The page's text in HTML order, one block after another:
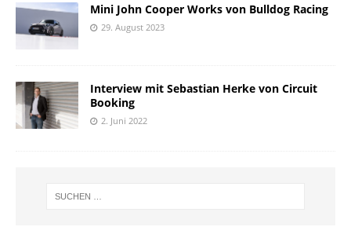
Mini John Cooper Works von Bulldog Racing
29. August 2023
Interview mit Sebastian Herke von Circuit
Booking
2. Juni 2022